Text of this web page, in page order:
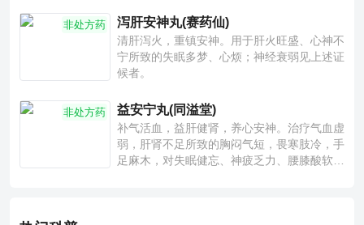
非处方药 泻肝安神丸(赛药仙)
清肝泻火，重镇安神。用于肝火旺盛、心神不
宁所致的失眠多梦、心烦；神经衰弱见上述证
候者。
非处方药 益安宁丸(同溢堂)
补气活血，益肝健肾，养心安神。治疗气血虚
弱，肝肾不足所致的胸闷气短，畏寒肢冷，手
足麻木，对失眠健忘、神疲乏力、腰膝酸软也